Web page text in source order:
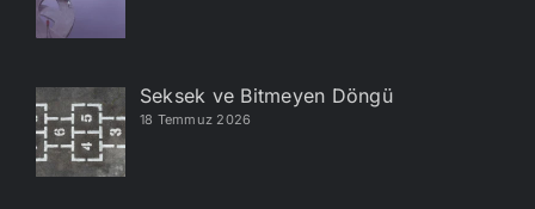
Seksek ve Bitmeyen Döngü
18 Temmuz 2026